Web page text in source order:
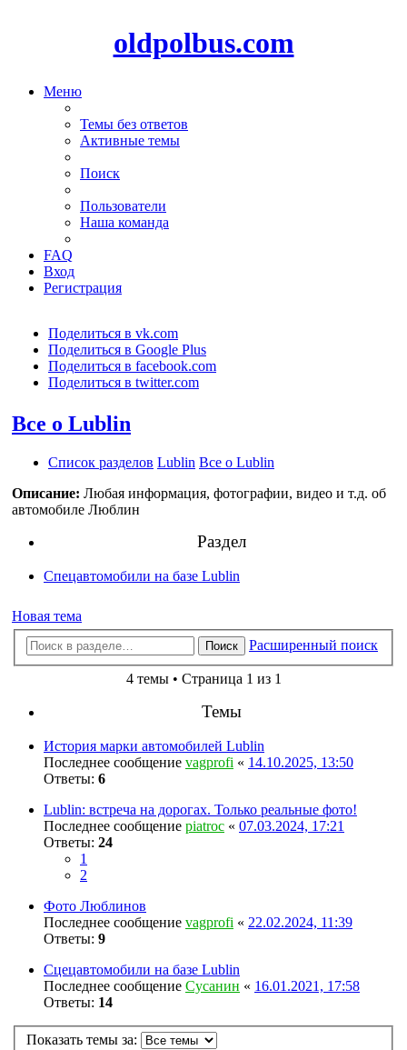
oldpolbus.com
Меню
Темы без ответов
Активные темы
Поиск
Пользователи
Наша команда
FAQ
Вход
Регистрация
Поделиться в vk.com
Поделиться в Google Plus
Поделиться в facebook.com
Поделиться в twitter.com
Все о Lublin
Список разделов Lublin Все о Lublin
Описание: Любая информация, фотографии, видео и т.д. об
автомобиле Люблин
Раздел
Спецавтомобили на базе Lublin
Новая тема
Поиск Расширенный поиск
4 темы • Страница 1 из 1
Темы
История марки автомобилей Lublin
Последнее сообщение vagprofi « 14.10.2025, 13:50
Ответы: 6
Lublin: встреча на дорогах. Только реальные фото!
Последнее сообщение piatroc « 07.03.2024, 17:21
Ответы: 24
1
2
Фото Люблинов
Последнее сообщение vagprofi « 22.02.2024, 11:39
Ответы: 9
Сцецавтомобили на базе Lublin
Последнее сообщение Сусанин « 16.01.2021, 17:58
Ответы: 14
Показать темы за: